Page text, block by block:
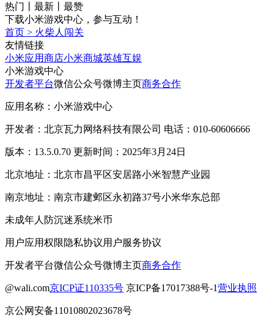
热门
最新
最赞
下载小米游戏中心，参与互动！
首页 > 火柴人闯关
友情链接
小米应用商店小米商城英雄互娱
小米游戏中心
开发者平台微信公众号微博主页商务合作
应用名称：小米游戏中心
开发者：北京瓦力网络科技有限公司 电话：010-60606666
版本：13.5.0.70 更新时间：2025年3月24日
北京地址：北京市昌平区安居路小米智慧产业园
南京地址：南京市建邺区永初路37号小米华东总部
未成年人防沉迷系统米币
用户应用权限隐私协议用户服务协议
开发者平台微信公众号微博主页商务合作
@wali.com京ICP证110335号 京ICP备17017388号-1营业执照
京公网安备11010802023678号